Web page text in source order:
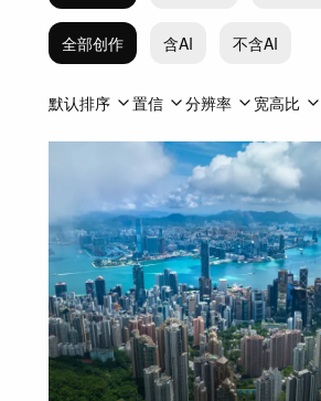
全部创作 含AI 不含AI
默认排序 置信 分辨率 宽高比